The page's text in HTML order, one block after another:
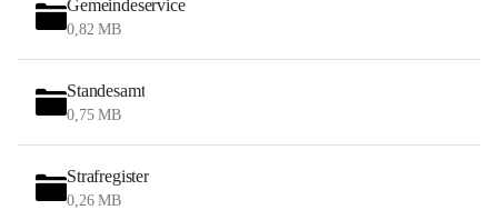
Gemeindeservice
0,82 MB
Standesamt
0,75 MB
Strafregister
0,26 MB